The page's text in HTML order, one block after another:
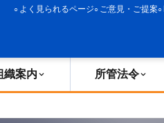
よく見られるページ ご意見・ご提案
織案内 所管法令